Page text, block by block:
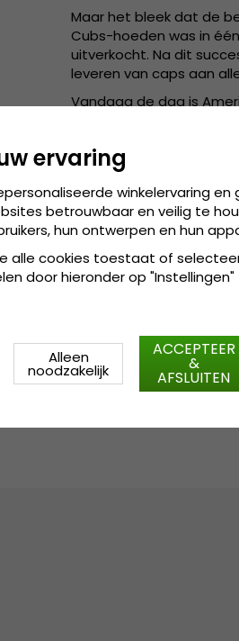
Maar het bleek dat de
Cubs-hoeden was in
uitverkocht. Na dit
leveren van caps aan
Vandaag de dag is
dat de industrie blijft
Gedetailleerde
Eén maat
De solide cap is
Maattabel:
de cap is
worden
ervaring
winkelervaring en
betrouwbaar en veilig te
hun ontwerpen en hun
alle cookies toestaat of
door hieronder op "Instellingen"
Alleen
noodzakelijk
ACCEPTEER
&
AFSLUITEN